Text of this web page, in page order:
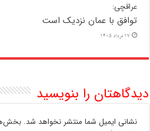
عراقچی:
توافق با عمان نزدیک است
17 مرداد 1405
دیدگاهتان را بنویسید
نشانی ایمیل شما منتشر نخواهد شد.